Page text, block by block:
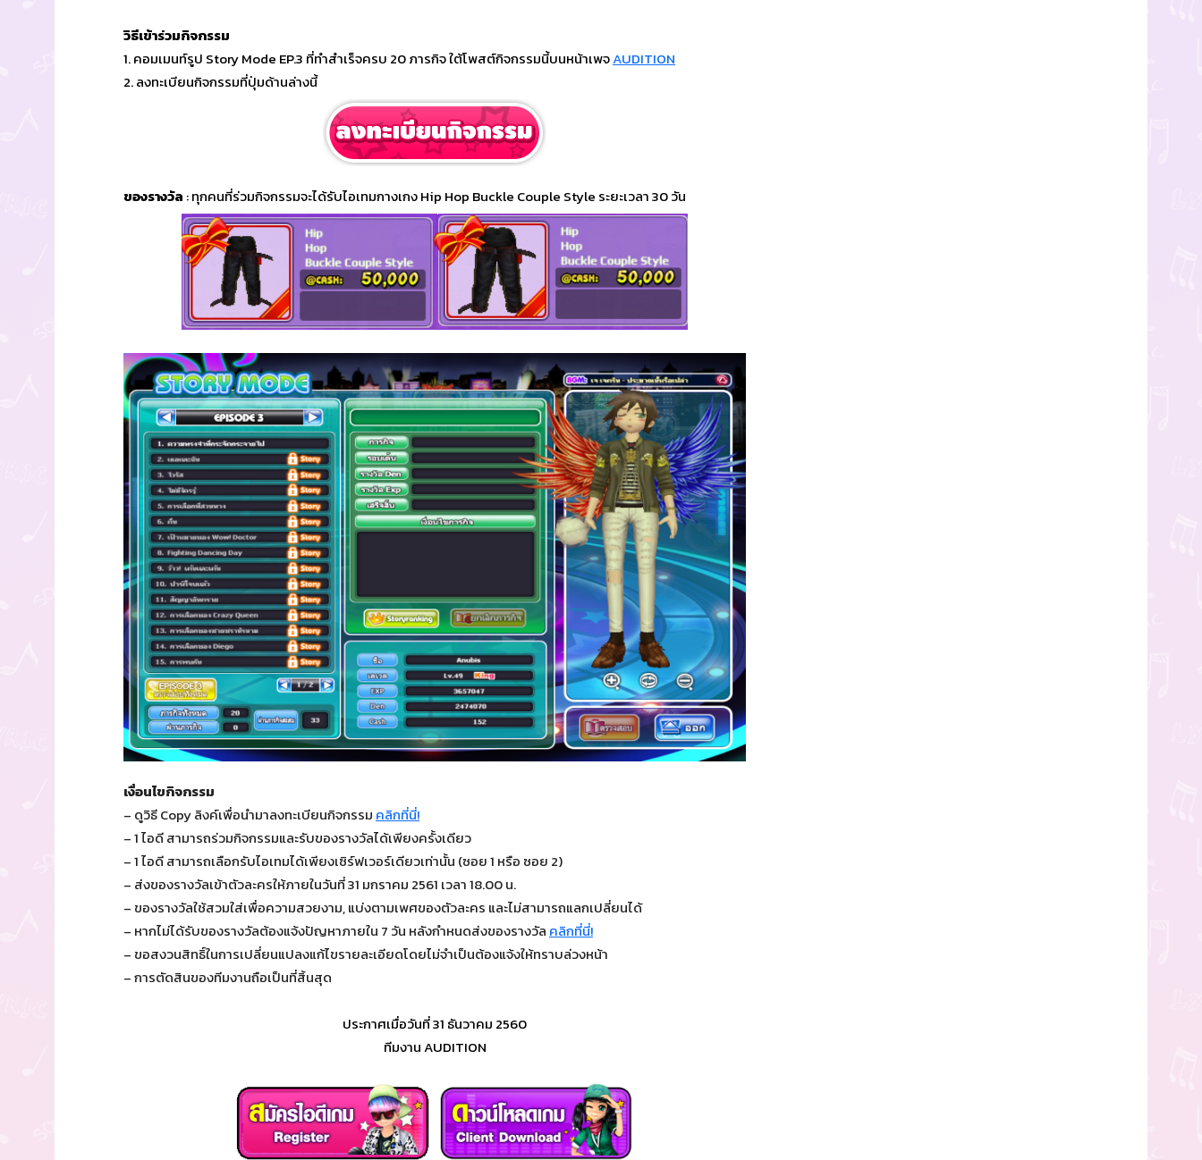
วิธีเข้าร่วมกิจกรรม
1. คอมเมนท์รูป Story Mode EP.3 ที่ทำสำเร็จครบ 20 ภารกิจ ใต้โพสต์กิจกรรมนี้บนหน้าเพจAUDITION
2. ลงทะเบียนกิจกรรมที่ปุ่มด้านล่างนี้
ของรางวัล : ทุกคนที่ร่วมกิจกรรมจะได้รับไอเทมกางเกง Hip Hop Buckle Couple Style ระยะเวลา 30 วัน
เงื่อนไขกิจกรรม
– ดูวิธี Copy ลิงค์เพื่อนำมาลงทะเบียนกิจกรรม คลิกที่นี่!
– 1 ไอดี สามารถร่วมกิจกรรมและรับของรางวัลได้เพียงครั้งเดียว
– 1 ไอดี สามารถเลือกรับไอเทมได้เพียงเซิร์ฟเวอร์เดียวเท่านั้น (ซอย 1 หรือ ซอย 2)
– ส่งของรางวัลเข้าตัวละครให้ภายในวันที่ 31 มกราคม 2561 เวลา 18.00 น.
– ของรางวัลใช้สวมใส่เพื่อความสวยงาม, แบ่งตามเพศของตัวละคร และไม่สามารถแลกเปลี่ยนได้
– หากไม่ได้รับของรางวัลต้องแจ้งปัญหาภายใน 7 วัน หลังกำหนดส่งของรางวัล คลิกที่นี่!
– ขอสงวนสิทธิ์ในการเปลี่ยนแปลงแก้ไขรายละเอียดโดยไม่จำเป็นต้องแจ้งให้ทราบล่วงหน้า
– การตัดสินของทีมงานถือเป็นที่สิ้นสุด
ประกาศเมื่อวันที่ 31 ธันวาคม 2560
ทีมงาน AUDITION